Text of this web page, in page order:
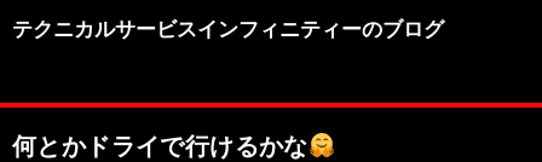
テクニカルサービスインフィニティーのブログ
何とかドライで行けるかな